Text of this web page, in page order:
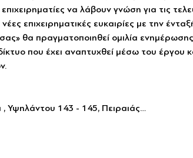
να λάβουν γνώση για τις
επιχειρηματικές ευκαιρίες με την
θα πραγματοποιηθεί ομιλία ενημέρωσης
που έχει αναπτυχθεί μέσω του έργου
Υψηλάντου 143 - 145, Πειραιάς…